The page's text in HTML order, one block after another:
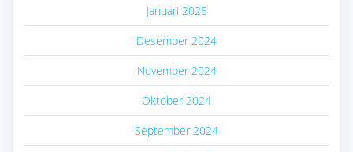
Januari 2025
Desember 2024
November 2024
Oktober 2024
September 2024